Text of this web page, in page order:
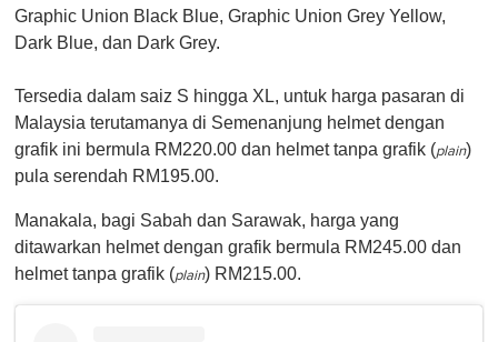
Graphic Union Black Blue, Graphic Union Grey Yellow,
Dark Blue, dan Dark Grey.
Tersedia dalam saiz S hingga XL, untuk harga pasaran di
Malaysia terutamanya di Semenanjung helmet dengan
grafik ini bermula RM220.00 dan helmet tanpa grafik (plain)
pula serendah RM195.00.
Manakala, bagi Sabah dan Sarawak, harga yang
ditawarkan helmet dengan grafik bermula RM245.00 dan
helmet tanpa grafik (plain) RM215.00.